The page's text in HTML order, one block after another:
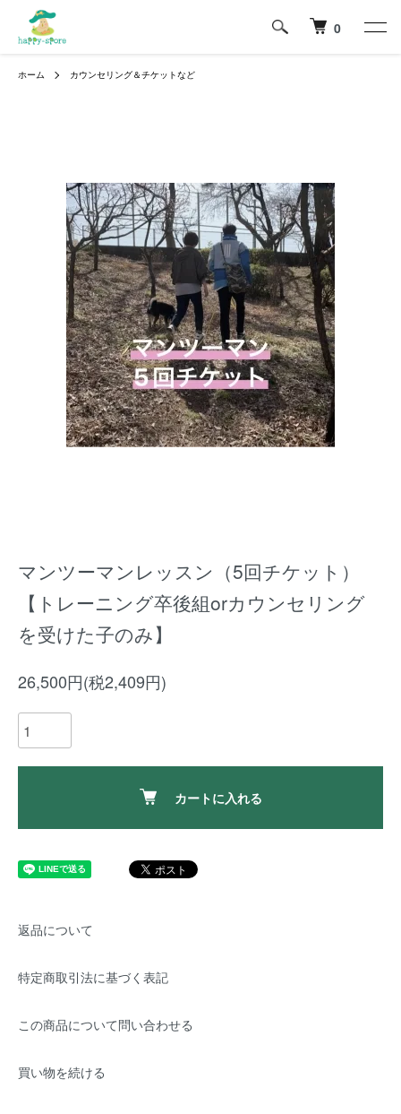
0
ホーム カウンセリング＆チケットなど
マンツーマンレッスン（5回チケット）
【トレーニング卒後組orカウンセリング
を受けた子のみ】
26,500円(税2,409円)
カートに入れる
返品について
特定商取引法に基づく表記
この商品について問い合わせる
買い物を続ける